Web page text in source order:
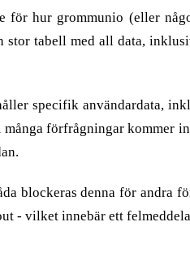
hur grommunio (eller
stor tabell med all data,
specifik användardata,
förfrågningar
blockeras denna för andra
- vilket innebär ett